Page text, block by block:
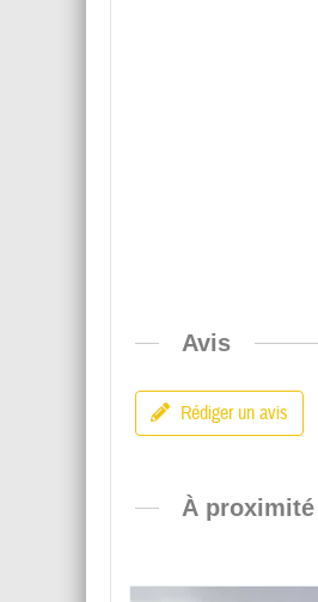
Avis
Rédiger un avis
À proximité